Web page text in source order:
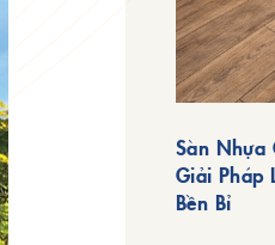
Sàn Nhựa
Giải Pháp
Bền Bỉ